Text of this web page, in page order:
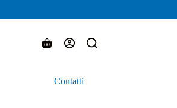
Carrello
Contatti